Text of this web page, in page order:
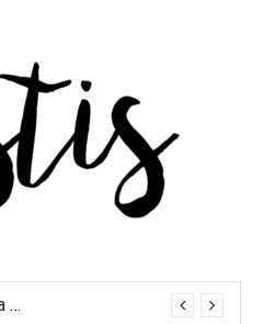
Crónica del Primavera Sound Porto 2026